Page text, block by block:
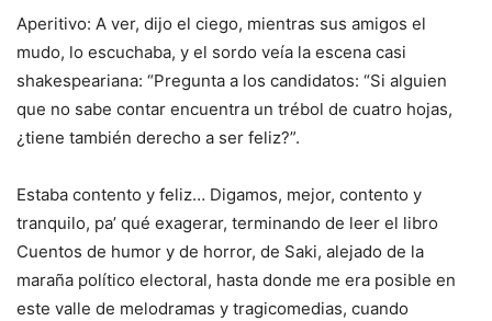
Aperitivo: A ver, dijo el ciego, mientras sus amigos el
mudo, lo escuchaba, y el sordo veía la escena casi
shakespeariana: “Pregunta a los candidatos: “Si alguien
que no sabe contar encuentra un trébol de cuatro hojas,
¿tiene también derecho a ser feliz?”.
Estaba contento y feliz… Digamos, mejor, contento y
tranquilo, pa’ qué exagerar, terminando de leer el libro
Cuentos de humor y de horror, de Saki, alejado de la
maraña político electoral, hasta donde me era posible en
este valle de melodramas y tragicomedias, cuando